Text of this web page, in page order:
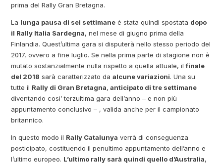
prima del Rally Gran Bretagna.
La lunga pausa di sei settimane è stata quindi spostata dopo
il Rally Italia Sardegna, nel mese di giugno prima della
Finlandia. Quest’ultima gara si disputerà nello stesso periodo del
2017, ovvero a fine luglio. Se nella prima parte di stagione non è
mutato sostanzialmente nulla rispetto a quella attuale, ilfinale
del 2018 sarà caratterizzato daalcune variazioni. Una su
tutte il Rally di Gran Bretagna, anticipato di tre settimane
diventando cosi’ terzultima gara dell’anno – e non più
appuntamento conclusivo – , valida anche per il campionato
britannico.
In questo modo il Rally Catalunya verrà di conseguenza
posticipato, costituendo il penultimo appuntamento dell’anno e
l’ultimo europeo. L’ultimo rally sarà quindi quello d’Australia,